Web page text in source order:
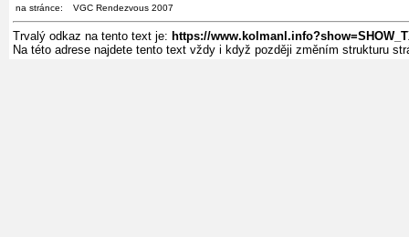
na stránce:
VGC Rendezvous 2007
Trvalý odkaz na tento text je: https://
Na této adrese najdete tento text vždy i když později změním strukturu